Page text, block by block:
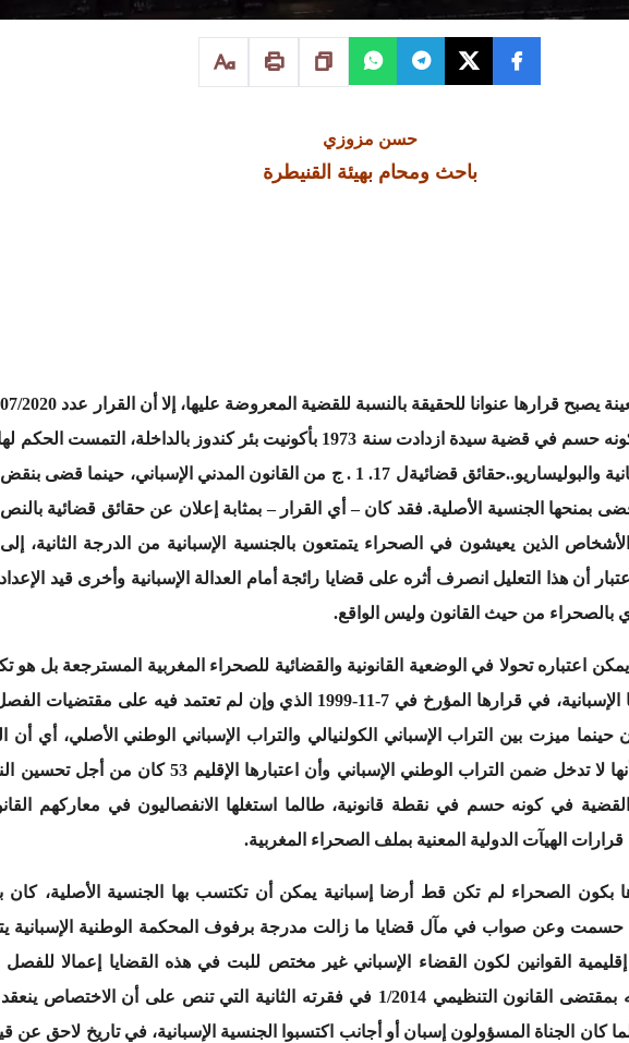
حسن مزوزي
باحث ومحام بهيئة القنيطرة
3226/2017 بتاريخ 2020.06.29، فضلا عن كونه حسم في قضية سيدة ازدادت سنة 1973 بأكونيت بئر كندوز
لمقتضيات الفصقرار المحكمة العليا الإسبانية والبوليساريو..حقائق قضائيةل 17. 1 . ج من القانون المدني
قضى بمنحها الجنسية الأصلية. فقد كان – أي القرار – بمثابة إعلان عن حقائق قضائية
الذين يعيشون في الصحراء يتمتعون بالجنسية الإسبانية من الدرجة الثانية،
أن هذا التعليل انصرف أثره على قضايا رائجة أمام العدالة الإسبانية وأخرى قيد
بالصحراء من حيث القانون وليس الواقع.
اعتباره تحولا في الوضعية القانونية والقضائية للصحراء المغربية المسترجعة بل
من نفس القانون حينما ميزت بين التراب الإسباني الكولنيالي والتراب الإسباني الوطني الأصلي، أي
مستعمرة إسبانية إسوة بإيفني وغينيا إلا أنها لا تدخل ضمن التراب
في كونه حسم في نقطة قانونية، طالما استغلها الانفصاليون في معاركهم
الهيآت الدولية المعنية بملف الصحراء المغربية.
بكون الصحراء لم تكن قط أرضا إسبانية يمكن أن تكتسب بها الجنسية الأصلية، كان
حسمت وعن صواب في مآل قضايا ما زالت مدرجة برفوف المحكمة الوطنية الإسبانية
للسلطة القضائية 6/1985، كما وقع تعديله بمقتضى القانون التنظيمي 1/2014 في فقرته الثانية التي
كان الجناة المسؤولون إسبان أو أجانب اكتسبوا الجنسية الإسبانية، في تاريخ لاحق